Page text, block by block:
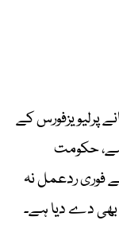
پرلیویزفورس کے
ہے، حکومت
فوری ردعمل نہ
بھی دے دیا ہے۔